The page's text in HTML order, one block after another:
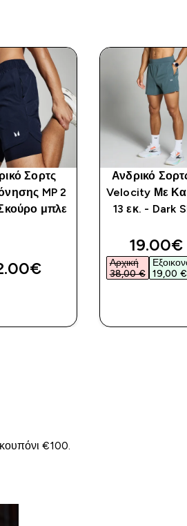
Σορτς
MP 2
μπλε
Ανδρικό
Velocity Με
13 εκ. - Dark
19.00€‎
Αρχική
38,00 €‎
19,00 €‎
€100.